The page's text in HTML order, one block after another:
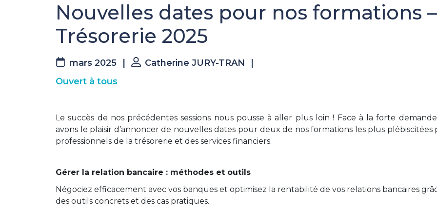
Nouvelles dates pour nos formations
Trésorerie 2025
mars 2025 Catherine JURY-TRAN
Ouvert à tous
Le succès de nos précédentes sessions nous pousse à aller plus loin ! Face à la forte
avons le plaisir d’annoncer de nouvelles dates pour deux de nos formations les plus plébiscitées
professionnels de la trésorerie et des services financiers.
Gérer la relation bancaire : méthodes et outils
Négociez efficacement avec vos banques et optimisez la rentabilité de vos relations bancaires
des outils concrets et des cas pratiques.